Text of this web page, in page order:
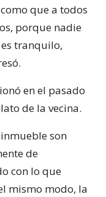
que a todos
porque nadie
tranquilo,
en el pasado
de la vecina.
son
de
con lo que
mismo modo, la